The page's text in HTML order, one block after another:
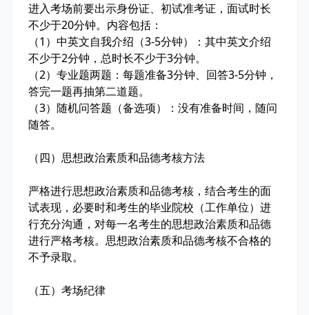
进入考场前要出示身份证、初试准考证，面试时长
不少于20分钟。内容包括：
（1）中英文自我介绍（3-5分钟）：其中英文介绍
不少于2分钟，总时长不少于3分钟。
（2）专业题两题：每题准备3分钟、回答3-5分钟，
答完一题再抽第二道题。
（3）随机问答题（备选项）：没有准备时间，随问
随答。
（四）思想政治素质和品德考核方法
严格进行思想政治素质和品德考核，结合考生的面
试表现，必要时和考生的毕业院校（工作单位）进
行充分沟通，对每一名考生的思想政治素质和品德
进行严格考核。思想政治素质和品德考核不合格的
不予录取。
（五）考场纪律